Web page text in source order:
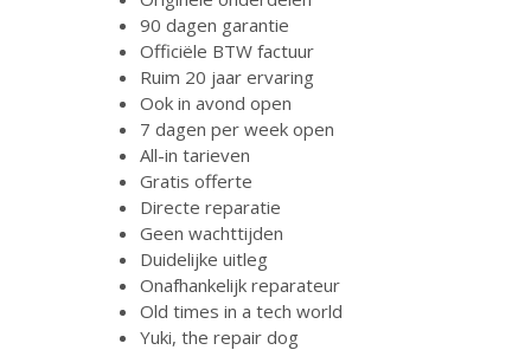
90 dagen garantie
Officiële BTW factuur
Ruim 20 jaar ervaring
Ook in avond open
7 dagen per week open
All-in tarieven
Gratis offerte
Directe reparatie
Geen wachttijden
Duidelijke uitleg
Onafhankelijk reparateur
Old times in a tech world
Yuki, the repair dog